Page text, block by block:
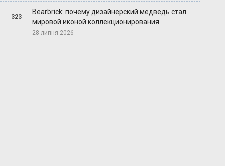
323
Bearbrick: почему дизайнерский медведь стал
мировой иконой коллекционирования
28 липня 2026